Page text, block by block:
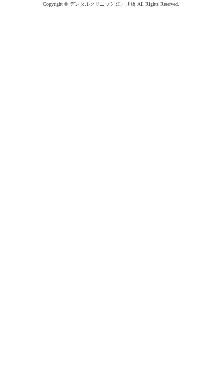
Copyright © デンタルクリニック 江戸川橋 All Rights Reserved.